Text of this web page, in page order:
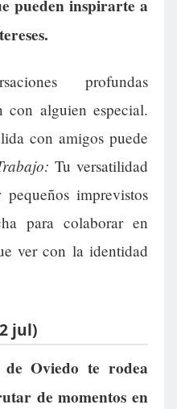
pueden inspirarte a
profundas
con alguien especial.
con amigos puede
Tu versatilidad
imprevistos
para colaborar en
ver con la identidad
jul)
Oviedo te rodea
de momentos en